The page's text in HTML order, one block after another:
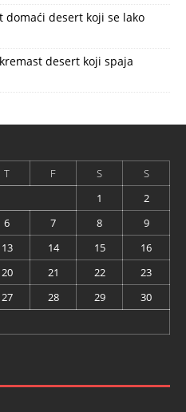
domaći desert koji se lako
desert koji spaja
T F S
S
1
2
6 7 8
9
13 14 15
16
20 21 22
23
27 28 29
30